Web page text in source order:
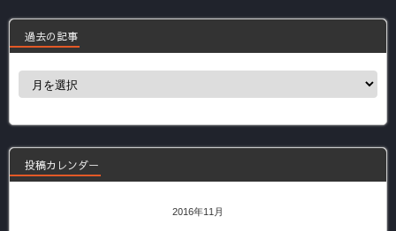
過去の記事
過
事
投稿カレンダー
2016年11月